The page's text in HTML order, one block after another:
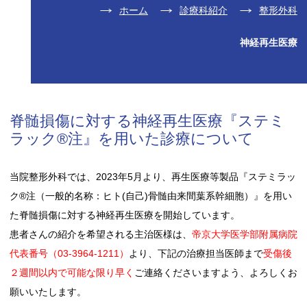
ホーム 診療科紹介 整形外科
神経再生医療
脊髄損傷に対する神経再生医療『ステミ
ラック®注』を用いた診療について
当院整形外科では、2023年5月より、再生医療等製品『ステミラッ
ク®注（一般的名称：ヒト(自己)骨髄由来間葉系幹細胞）』を用い
た脊髄損傷に対する神経再生医療を開始しています。
患者さんの紹介を希望される主治医様は、 帝京大学医学部附属病院
代表番号（03-3964-1211）
より、下記の治療担当医師まで受傷後
２週間以内で可能な限り早く ご連絡くださいますよう、よろしくお
願いいたします。